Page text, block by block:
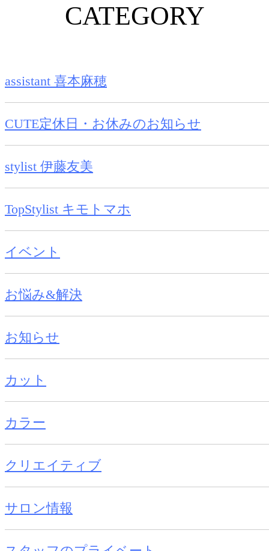
CATEGORY
assistant 喜本麻穂
CUTE定休日・お休みのお知らせ
stylist 伊藤友美
TopStylist キモトマホ
イベント
お悩み&解決
お知らせ
カット
カラー
クリエイティブ
サロン情報